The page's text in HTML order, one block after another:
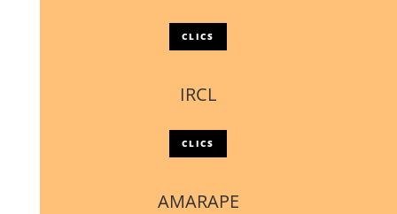
CLICS
IRCL
CLICS
AMARAPE